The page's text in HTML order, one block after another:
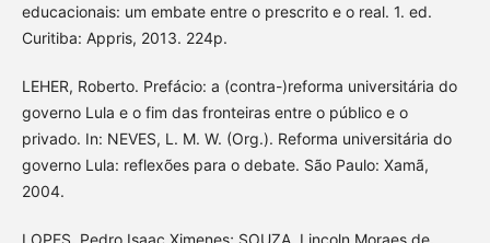
educacionais: um embate entre o prescrito e o real. 1. ed.
Curitiba: Appris, 2013. 224p.
LEHER, Roberto. Prefácio: a (contra-)reforma universitária do
governo Lula e o fim das fronteiras entre o público e o
privado. In: NEVES, L. M. W. (Org.). Reforma universitária do
governo Lula: reflexões para o debate. São Paulo: Xamã,
2004.
LOPES, Pedro Isaac Ximenes; SOUZA, Lincoln Moraes de.